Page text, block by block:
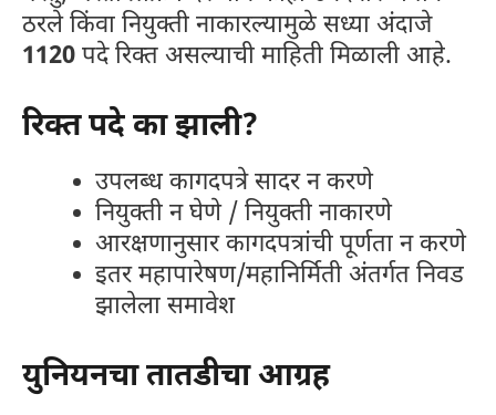
ठरले किंवा नियुक्ती नाकारल्यामुळे सध्या अंदाजे
1120 पदे रिक्त असल्याची माहिती मिळाली आहे.
रिक्त पदे का झाली?
उपलब्ध कागदपत्रे सादर न करणे
नियुक्ती न घेणे / नियुक्ती नाकारणे
आरक्षणानुसार कागदपत्रांची पूर्णता न करणे
इतर महापारेषण/महानिर्मिती अंतर्गत निवड
झालेला समावेश
युनियनचा तातडीचा आग्रह